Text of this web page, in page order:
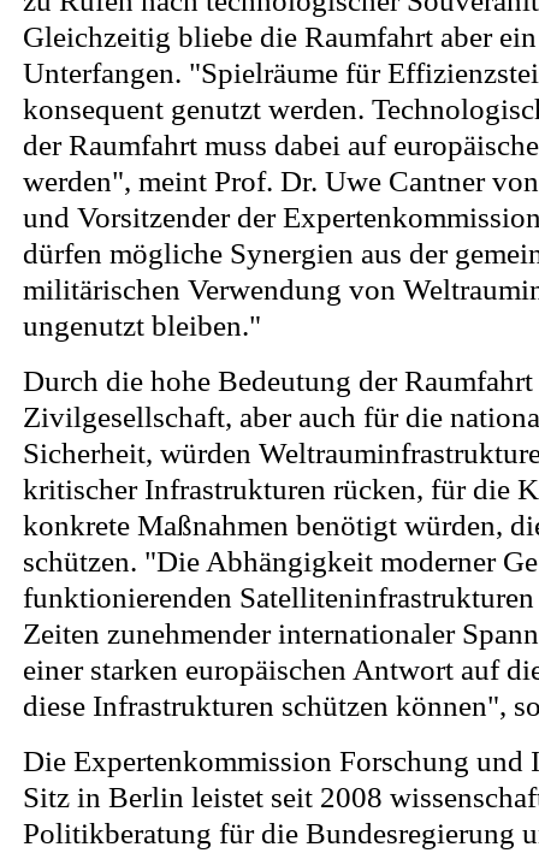
Gleichzeitig bliebe die Raumfahrt aber
Unterfangen. "Spielräume für
konsequent genutzt werden.
der Raumfahrt muss dabei auf
werden", meint Prof. Dr. Uwe Cantner
und Vorsitzender der
dürfen mögliche Synergien aus der
militärischen Verwendung von
ungenutzt bleiben."
Durch die hohe Bedeutung der
Zivilgesellschaft, aber auch für die
Sicherheit, würden
kritischer Infrastrukturen rücken, für die
konkrete Maßnahmen benötigt würden,
schützen. "Die Abhängigkeit moderner
funktionierenden
Zeiten zunehmender internationaler
einer starken europäischen Antwort auf
diese Infrastrukturen schützen können",
Die Expertenkommission Forschung
Sitz in Berlin leistet seit 2008
Politikberatung für die Bundesregierung